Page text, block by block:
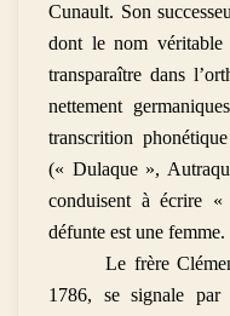
Cunault. Son
dont le nom véritable
transparaître dans
nettement
transcrition
(« Dulaque »,
conduisent à écrire
défunte est une femme.
Le frère
1786, se signale